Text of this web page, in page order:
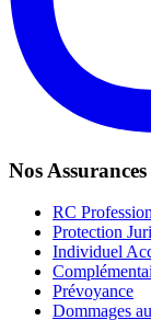
Nos Assurances
RC
Protection
Individuel
Prévoyance
Dommages